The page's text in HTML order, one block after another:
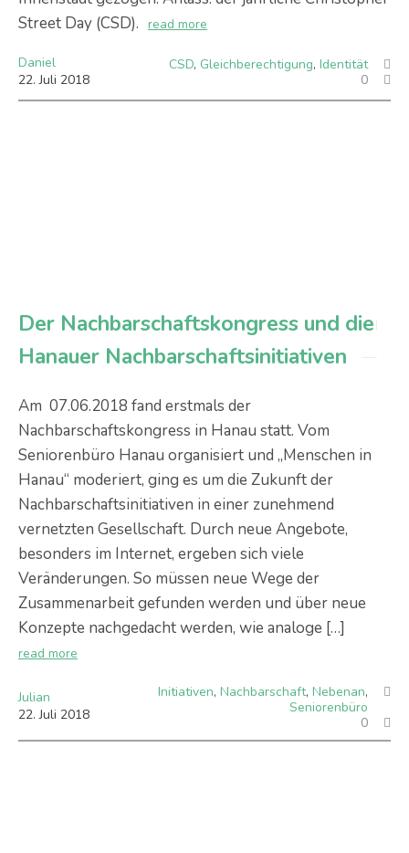
Street Day (CSD). read more
Daniel
22. Juli 2018
CSD, Gleichberechtigung, Identität
0
Der Nachbarschaftskongress und die
Hanauer Nachbarschaftsinitiativen
Am 07.06.2018 fand erstmals der
Nachbarschaftskongress in Hanau statt. Vom
Seniorenbüro Hanau organisiert und „Menschen in
Hanau“ moderiert, ging es um die Zukunft der
Nachbarschaftsinitiativen in einer zunehmend
vernetzten Gesellschaft. Durch neue Angebote,
besonders im Internet, ergeben sich viele
Veränderungen. So müssen neue Wege der
Zusammenarbeit gefunden werden und über neue
Konzepte nachgedacht werden, wie analoge […]
read more
Julian
22. Juli 2018
Initiativen, Nachbarschaft, Nebenan,
Seniorenbüro
0